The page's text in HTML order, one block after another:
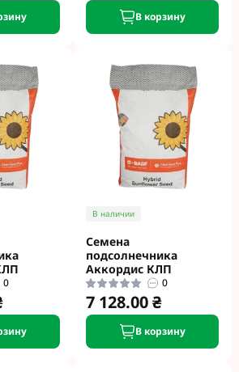
Раундап В корзину
0
В наличии
Семена
подсолнечника
Аккордис КЛП
0
7 128.00 ₴
В корзину